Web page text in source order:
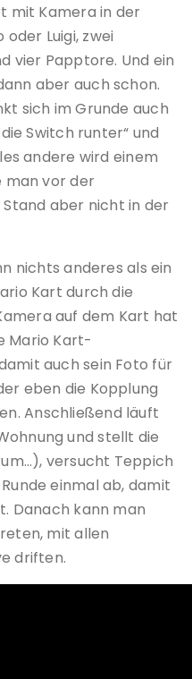
mit Kamera in der
Luigi, zwei
vier Papptore. Und ein
aber auch schon.
sich im Grunde auch
Switch runter“ und
andere wird einem
man vor der
Stand aber nicht in der
nichts anderes als ein
Kart durch die
auf dem Kart hat
Mario Kart-
auch sein Foto für
eben die Kopplung
Anschließend läuft
und stellt die
versucht Teppich
einmal ab, damit
Danach kann man
mit allen
driften.